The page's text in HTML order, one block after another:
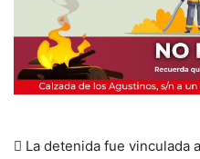
 La detenida fue vinculada